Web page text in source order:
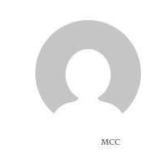
MCC